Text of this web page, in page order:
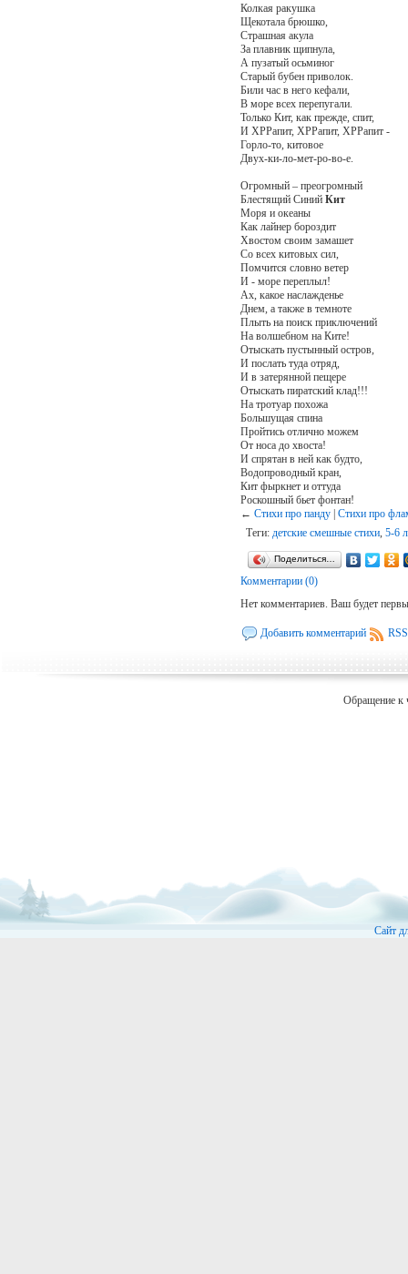
Колкая ракушка
Щекотала брюшко,
Страшная акула
За плавник щипнула,
А пузатый осьминог
Старый бубен приволок.
Били час в него кефали,
В море всех перепугали.
Только Кит, как прежде, спит,
И ХРРапит, ХРРапит, ХРРапит -
Горло-то, китовое
Двух-ки-ло-мет-ро-во-е.
Огромный – преогромный
Блестящий Синий Кит
Моря и океаны
Как лайнер бороздит
Хвостом своим замашет
Со всех китовых сил,
Помчится словно ветер
И - море переплыл!
Ах, какое наслажденье
Днем, а также в темноте
Плыть на поиск приключений
На волшебном на Ките!
Отыскать пустынный остров,
И послать туда отряд,
И в затерянной пещере
Отыскать пиратский клад!!!
На тротуар похожа
Большущая спина
Пройтись отлично можем
От носа до хвоста!
И спрятан в ней как будто,
Водопроводный кран,
Кит фыркнет и оттуда
Роскошный бьет фонтан!
← Стихи про панду| Стихи про
Теги: детские смешные стихи, 5-6
Поделиться…
Комментарии (0)
Нет комментариев. Ваш будет
Добавить комментарий
Обращение к
Сайт